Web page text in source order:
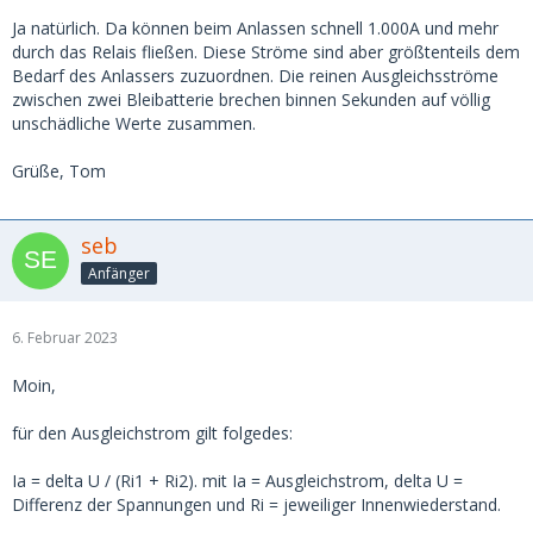
Ja natürlich. Da können beim Anlassen schnell 1.000A und mehr
durch das Relais fließen. Diese Ströme sind aber größtenteils dem
Bedarf des Anlassers zuzuordnen. Die reinen Ausgleichsströme
zwischen zwei Bleibatterie brechen binnen Sekunden auf völlig
unschädliche Werte zusammen.
Grüße, Tom
seb
Anfänger
6. Februar 2023
Moin,
für den Ausgleichstrom gilt folgedes:
Ia = delta U / (Ri1 + Ri2). mit Ia = Ausgleichstrom, delta U =
Differenz der Spannungen und Ri = jeweiliger Innenwiederstand.